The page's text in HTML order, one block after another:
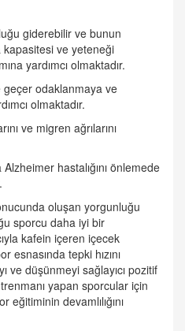
giderebilir ve bunun
kapasitesi ve yeteneği
yardımcı olmaktadır.
geçer odaklanmaya ve
olmaktadır.
ve migren ağrılarını
hastalığını önlemede
oluşan yorgunluğu
sporcu daha iyi bir
kafein içeren içecek
esnasında tepki hızını
ve düşünmeyi sağlayıcı pozitif
yapan sporcular için
eğitiminin devamlılığını